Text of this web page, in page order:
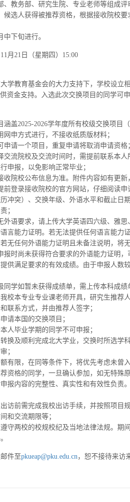
、教务部、研究生院、专业老师等组成评
候选人获得被推荐资格，根据接收院校
中下旬进行。
月21日（星期四）15:00
学教育基金会的大力支持下，学校设立
资金支持。入选此次交换项目的同学可申
涵盖2025-2026学年度所有校级交换项目
网申方式进行，不接收纸质版材料；
申请一个项目，重复申请将取消申请资格
交流院校及交流时间时，需提前联系本
申报，以免影响正常毕业；
收院校公布信息为准。附件内容如有更新
前登录接收院校的官方网站，仔细阅读
历冲突）、交换年级、外语水平和截止日
；
外语要求，请上传大学英语四六级、雅
言能力证明。若无法提供任何语言能力
无任何外语能力证明且未备注说明，将
报时尚未获得符合要求的外语能力证明
供满足要求的有效成绩。由于申报人数
同学如暂未获得成绩单，需上传本科成绩
校本专业专业课老师开具，研究生推荐
联系方式，并由推荐人签字；
请本国的交换项目；
人毕业学期的同学不可申报；
换及顺利完成北大学业，交换时所选学
；
有限，在同等条件下，将优先考虑未曾
资格的同学，一旦确认参加，如无特殊
报内容的完整性、真实性和有效性负责
访前需完成我校出访手续，并按照项目
和交流期限等；
守两校的校规校纪及当地法律法规。期
件至pkueap@pku.edu.cn，恕不接待来访